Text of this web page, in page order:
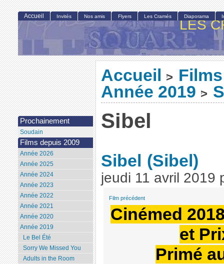
LES
Accueil >
Année 2019 >
Sibel
Sibel (Sibel)
jeudi 11 avril 2019
Film précédent
Cinémed
et
Primé
Accueil Invités Nos amis Flyers Les Cramés Diaporama
Prochainement
Soudain
Films depuis 2009
Année 2026
Année 2025
Année 2024
Année 2023
Année 2022
Année 2021
Année 2020
Année 2019
Le Bel Été
Sorry We Missed You
Adults in the Room